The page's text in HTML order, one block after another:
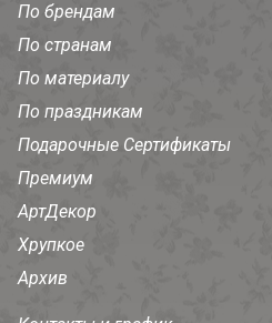
По брендам
По странам
По материалу
По праздникам
Подарочные Сертификаты
Премиум
АртДекор
Хрупкое
Архив